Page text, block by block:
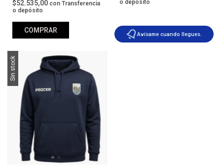
$52.535,00 con Transferencia
o depósito
COMPRAR
o depósito
Avísame cuando llegues.
Sin stock